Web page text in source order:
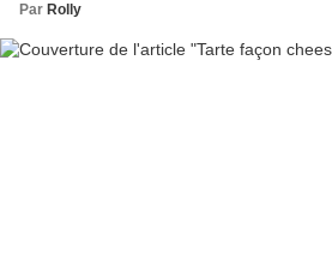
Par Rolly